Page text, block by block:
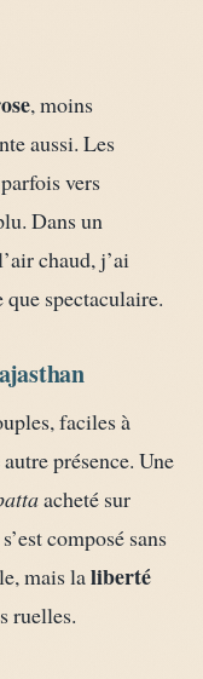
, moins
aussi. Les
vers
Dans un
chaud, j’ai
spectaculaire.
faciles à
présence. Une
acheté sur
s’est composé sans
mais laliberté
ruelles.